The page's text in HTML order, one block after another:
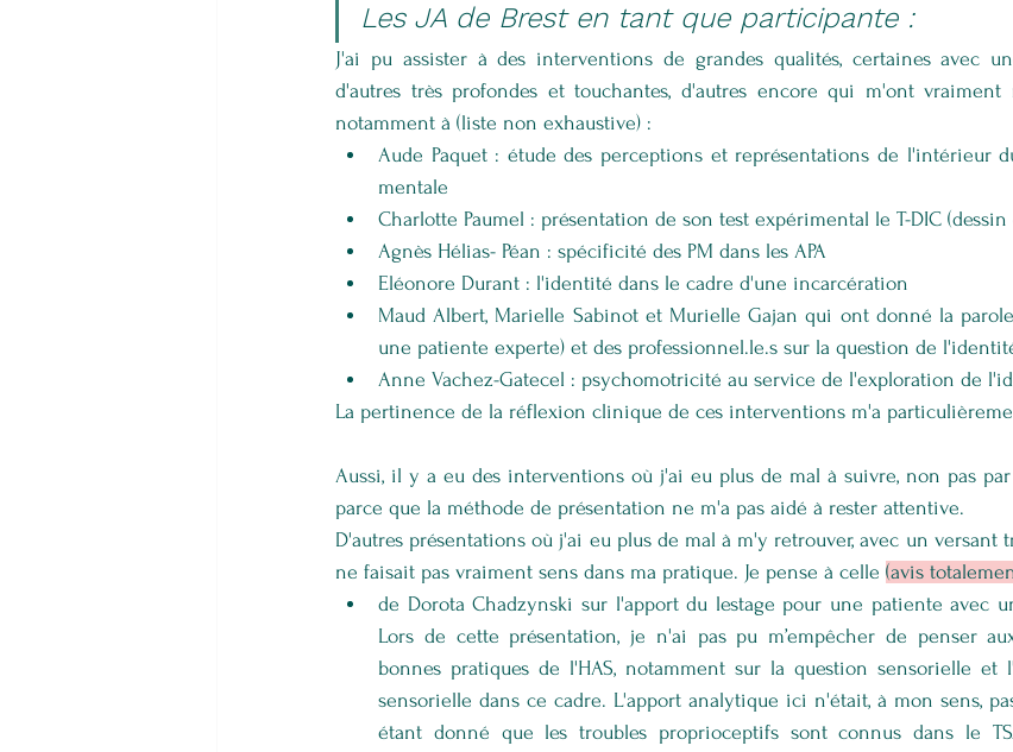
Les JA de Brest en tant que participante :
J'ai pu assister à des interventions de grandes qualités, certaines avec
d'autres très profondes et touchantes, d'autres encore qui m'ont vraiment
notamment à (liste non exhaustive) :
Aude Paquet : étude des perceptions et représentations de l'intérieur
mentale
Charlotte Paumel : présentation de son test expérimental le T-DIC
Agnès Hélias- Péan : spécificité des PM dans les APA
Eléonore Durant : l'identité dans le cadre d'une incarcération
Maud Albert, Marielle Sabinot et Murielle Gajan qui ont donné la
une patiente experte) et des professionnel.le.s sur la question de
Anne Vachez-Gatecel : psychomotricité au service de l'exploration de
La pertinence de la réflexion clinique de ces interventions m'a
Aussi, il y a eu des interventions où j'ai eu plus de mal à suivre, non pas
parce que la méthode de présentation ne m'a pas aidé à rester attentive.
D'autres présentations où j'ai eu plus de mal à m'y retrouver, avec un versant
ne faisait pas vraiment sens dans ma pratique. Je pense à celle (avis
de Dorota Chadzynski sur l'apport du lestage pour une patiente avec
Lors de cette présentation, je n'ai pas pu m’empêcher de penser
bonnes pratiques de l'HAS, notamment sur la question sensorielle et
sensorielle dans ce cadre. L'apport analytique ici n'était, à mon sens,
étant donné que les troubles proprioceptifs sont connus dans le